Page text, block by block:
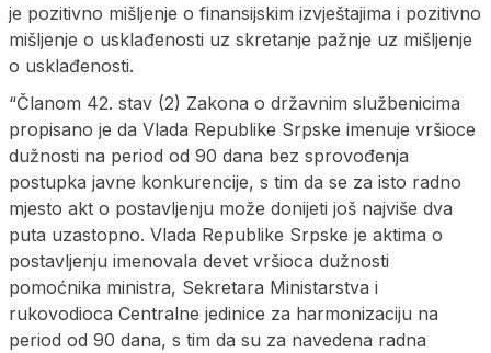
je pozitivno mišljenje o finansijskim izvještajima i pozitivno
mišljenje o usklađenosti uz skretanje pažnje uz mišljenje
o usklađenosti.
“Članom 42. stav (2) Zakona o državnim službenicima
propisano je da Vlada Republike Srpske imenuje vršioce
dužnosti na period od 90 dana bez sprovođenja
postupka javne konkurencije, s tim da se za isto radno
mjesto akt o postavljenju može donijeti još najviše dva
puta uzastopno. Vlada Republike Srpske je aktima o
postavljenju imenovala devet vršioca dužnosti
pomoćnika ministra, Sekretara Ministarstva i
rukovodioca Centralne jedinice za harmonizaciju na
period od 90 dana, s tim da su za navedena radna